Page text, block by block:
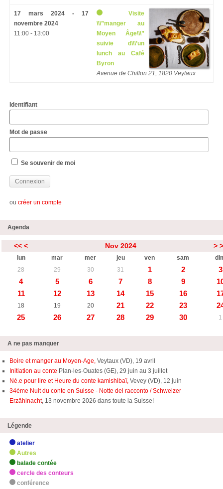
17 mars 2024 - 17
novembre 2024
11:00 - 13:00
Visite
\\\”manger au
Moyen Âge\\\”
suivie d\\\’un
lunch au Café
Byron
Avenue de Chillon 21, 1820 Veytaux
Identifiant
Mot de passe
Se souvenir de moi
ou créer un compte
Agenda
<< < Nov 2024 >
lun mar mer jeu ven sam
28
29 30 31 1 2
3
4
5 6 7 8 9
11
12 13 14 15 16
18 19 20 21 22 23
25
26 27 28 29 30 1
A ne pas manquer
Boire et manger au Moyen-Age, Veytaux (VD), 19 avril
Initiation au conte Plan-les-Ouates (GE), 29 juin au 3 juillet
Né.e pour lire et Heure du conte kamishibaï, Vevey (VD), 12 juin
34ème Nuit du conte en Suisse - Notte del racconto / Schweizer
Erzählnacht, 13 novembre 2026 dans toute la Suisse!
Légende
atelier
Autres
balade contée
cercle des conteurs
conférence